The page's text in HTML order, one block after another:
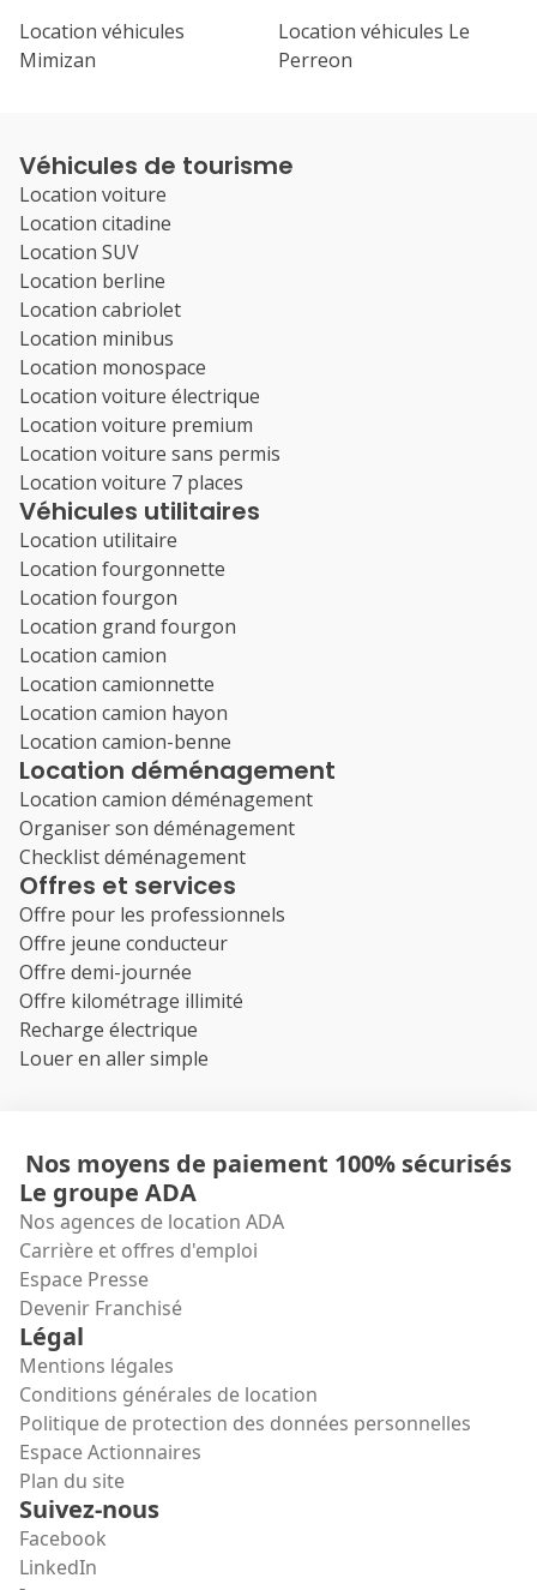
Location véhicules
Mimizan
Location véhicules Le
Perreon
Véhicules de tourisme
Location voiture
Location citadine
Location SUV
Location berline
Location cabriolet
Location minibus
Location monospace
Location voiture électrique
Location voiture premium
Location voiture sans permis
Location voiture 7 places
Véhicules utilitaires
Location utilitaire
Location fourgonnette
Location fourgon
Location grand fourgon
Location camion
Location camionnette
Location camion hayon
Location camion-benne
Location déménagement
Location camion déménagement
Organiser son déménagement
Checklist déménagement
Offres et services
Offre pour les professionnels
Offre jeune conducteur
Offre demi-journée
Offre kilométrage illimité
Recharge électrique
Louer en aller simple
Nos moyens de paiement 100% sécurisés
Le groupe ADA
Nos agences de location ADA
Carrière et offres d'emploi
Espace Presse
Devenir Franchisé
Légal
Mentions légales
Conditions générales de location
Politique de protection des données personnelles
Espace Actionnaires
Plan du site
Suivez-nous
Facebook
LinkedIn